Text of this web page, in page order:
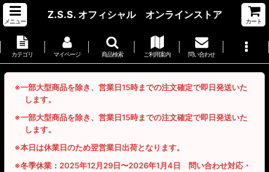
メニュー
Z.S.S. オフィシャル オンラインストア
カート
カテゴリ マイページ 商品検索 ご利用案内 問い合わせ
※一部大型商品を除き、営業日15時までの注文確定で即日発送いた
します。
※一部大型商品を除き、営業日15時までの注文確定で即日発送いた
します。
※本日は休業日のため翌営業日出荷となります。
※冬季休業：2025年12月29日〜2026年1月4日 問い合わせ対応・